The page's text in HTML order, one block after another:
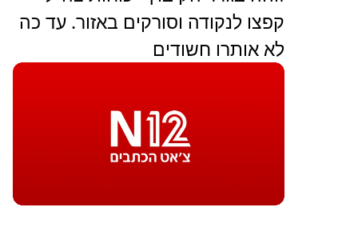
קפצו לנקודה וסורקים באזור. עד כה
לא אותרו חשודים